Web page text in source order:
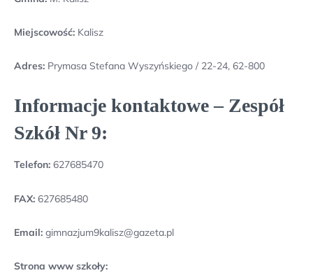
Miejscowość: Kalisz
Adres: Prymasa Stefana Wyszyńskiego / 22-24, 62-800
Informacje kontaktowe – Zespół
Szkół Nr 9:
Telefon: 627685470
FAX: 627685480
Email: gimnazjum9kalisz@gazeta.pl
Strona www szkoły: